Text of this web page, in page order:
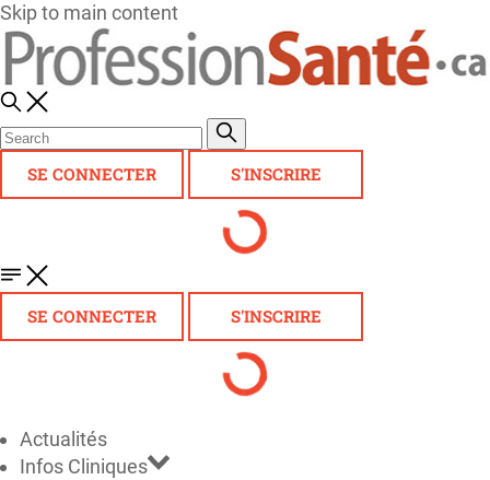
Skip to main content
SE CONNECTER S'INSCRIRE
SE CONNECTER S'INSCRIRE
Actualités
Infos Cliniques